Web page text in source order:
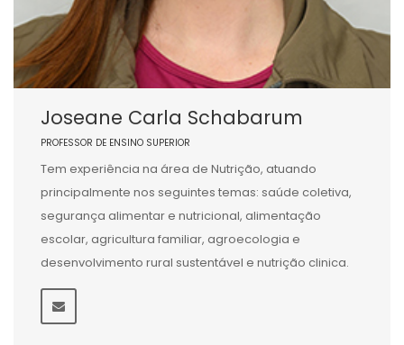
Joseane Carla Schabarum
PROFESSOR DE ENSINO SUPERIOR
Tem experiência na área de Nutrição, atuando
principalmente nos seguintes temas: saúde coletiva,
segurança alimentar e nutricional, alimentação
escolar, agricultura familiar, agroecologia e
desenvolvimento rural sustentável e nutrição clinica.